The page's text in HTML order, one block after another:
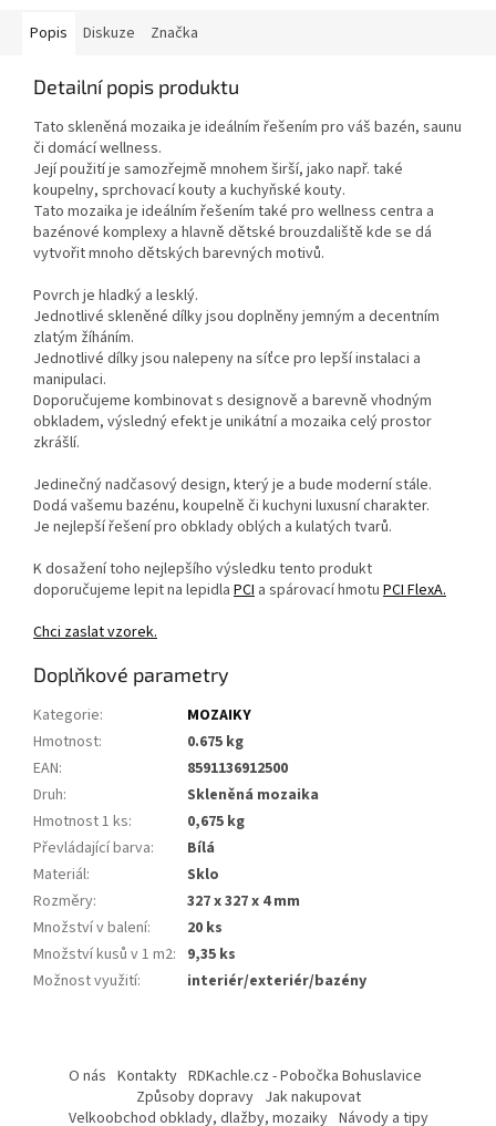
Popis Diskuze Značka
Detailní popis produktu
Tato skleněná mozaika je ideálním řešením pro váš bazén, saunu
či domácí wellness.
Její použití je samozřejmě mnohem širší, jako např. také
koupelny, sprchovací kouty a kuchyňské kouty.
Tato mozaika je ideálním řešením také pro wellness centra a
bazénové komplexy a hlavně dětské brouzdaliště kde se dá
vytvořit mnoho dětských barevných motivů.
Povrch je hladký a lesklý.
Jednotlivé skleněné dílky jsou doplněny jemným a decentním
zlatým žíháním.
Jednotlivé dílky jsou nalepeny na síťce pro lepší instalaci a
manipulaci.
Doporučujeme kombinovat s designově a barevně vhodným
obkladem, výsledný efekt je unikátní a mozaika celý prostor
zkrášlí.
Jedinečný nadčasový design, který je a bude moderní stále.
Dodá vašemu bazénu, koupelně či kuchyni luxusní charakter.
Je nejlepší řešení pro obklady oblých a kulatých tvarů.
K dosažení toho nejlepšího výsledku tento produkt
doporučujeme lepit na lepidla PCI a spárovací hmotu PCI FlexA.
Chci zaslat vzorek.
Doplňkové parametry
Kategorie:
MOZAIKY
Hmotnost:
0.675 kg
EAN:
8591136912500
Druh:
Skleněná mozaika
Hmotnost 1 ks:
0,675 kg
Převládající barva:
Bílá
Materiál:
Sklo
Rozměry:
327 x 327 x 4 mm
Množství v balení:
20 ks
Množství kusů v 1 m2: 9,35 ks
Možnost využití: interiér/exteriér/bazény
O nás Kontakty RDKachle.cz - Pobočka Bohuslavice
Způsoby dopravy Jak nakupovat
Velkoobchod obklady, dlažby, mozaiky Návody a tipy